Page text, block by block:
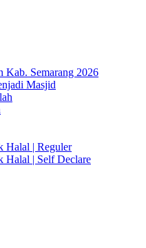
Kab. Semarang 2026
Masjid
Halal | Reguler
Halal | Self Declare